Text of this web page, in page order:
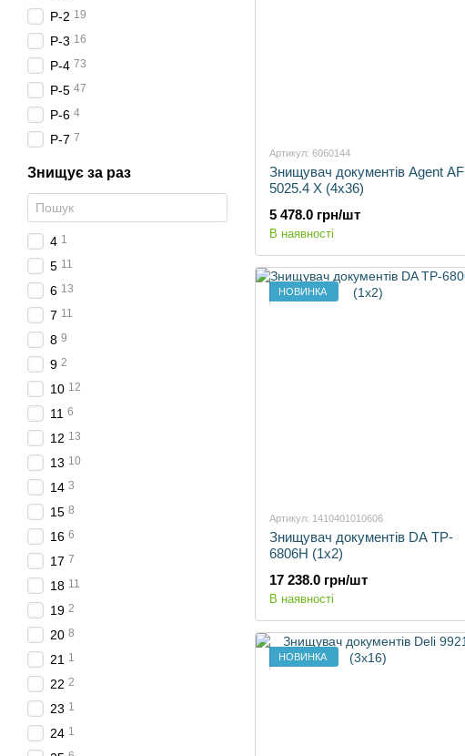
Артикул: 6060144
Знищувач документів Agent AF
5025.4 X (4x36)
5 478.0 грн/шт
В наявності
НОВИНКА
Артикул: 1410401010606
Знищувач документів DA TP-
6806H (1х2)
17 238.0 грн/шт
В наявності
НОВИНКА
P-2 19
P-3 16
P-4 73
P-5 47
P-6 4
P-7 7
Знищує за раз
4 1
5 11
6 13
7 11
8 9
9 2
10 12
11 6
12 13
13 10
14 3
15 8
16 6
17 7
18 11
19 2
20 8
21 1
22 2
23 1
24 1